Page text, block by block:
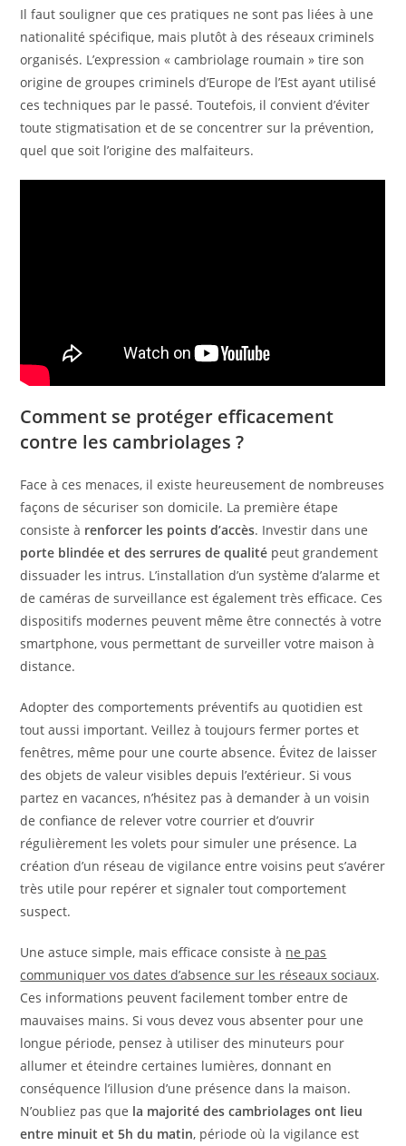
Il faut souligner que ces pratiques ne sont pas liées à une
nationalité spécifique, mais plutôt à des réseaux criminels
organisés. L’expression « cambriolage roumain » tire son
origine de groupes criminels d’Europe de l’Est ayant utilisé
ces techniques par le passé. Toutefois, il convient d’éviter
toute stigmatisation et de se concentrer sur la prévention,
quel que soit l’origine des malfaiteurs.
Comment se protéger efficacement
contre les cambriolages ?
Face à ces menaces, il existe heureusement de nombreuses
façons de sécuriser son domicile. La première étape
consiste à renforcer les points d’accès. Investir dans une
porte blindée et des serrures de qualité peut grandement
dissuader les intrus. L’installation d’un système d’alarme et
de caméras de surveillance est également très efficace. Ces
dispositifs modernes peuvent même être connectés à votre
smartphone, vous permettant de surveiller votre maison à
distance.
Adopter des comportements préventifs au quotidien est
tout aussi important. Veillez à toujours fermer portes et
fenêtres, même pour une courte absence. Évitez de laisser
des objets de valeur visibles depuis l’extérieur. Si vous
partez en vacances, n’hésitez pas à demander à un voisin
de confiance de relever votre courrier et d’ouvrir
régulièrement les volets pour simuler une présence. La
création d’un réseau de vigilance entre voisins peut s’avérer
très utile pour repérer et signaler tout comportement
suspect.
Une astuce simple, mais efficace consiste à ne pas
communiquer vos dates d’absence sur les réseaux sociaux.
Ces informations peuvent facilement tomber entre de
mauvaises mains. Si vous devez vous absenter pour une
longue période, pensez à utiliser des minuteurs pour
allumer et éteindre certaines lumières, donnant en
conséquence l’illusion d’une présence dans la maison.
N’oubliez pas que la majorité des cambriolages ont lieu
entre minuit et 5h du matin, période où la vigilance est